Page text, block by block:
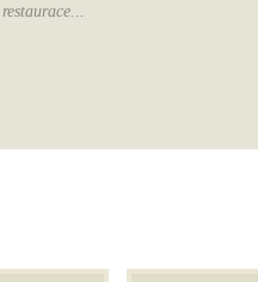
restaurace...